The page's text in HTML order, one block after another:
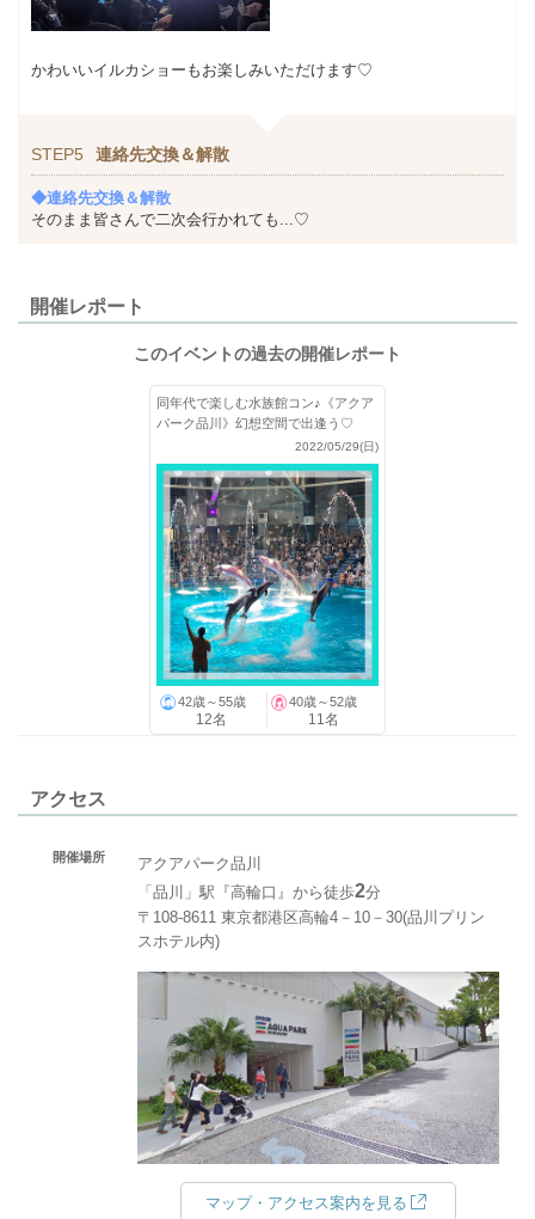
かわいいイルカショーもお楽しみいただけます♡
STEP5 連絡先交換＆解散
◆連絡先交換＆解散
そのまま皆さんで二次会行かれても...♡
開催レポート
このイベントの過去の開催レポート
同年代で楽しむ水族館コン♪《アクア
パーク品川》幻想空間で出逢う♡
2022/05/29(日)
42歳～55歳
12名
40歳～52歳
11名
アクセス
開催場所
アクアパーク品川
「品川」駅『高輪口』から徒歩2分
〒108-8611 東京都港区高輪4－10－30(品川プリン
スホテル内)
マップ・アクセス案内を見る